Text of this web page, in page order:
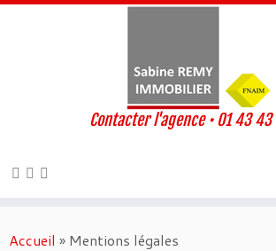
au
Contacter l'agence • 01 43 43
Accueil » Mentions légales